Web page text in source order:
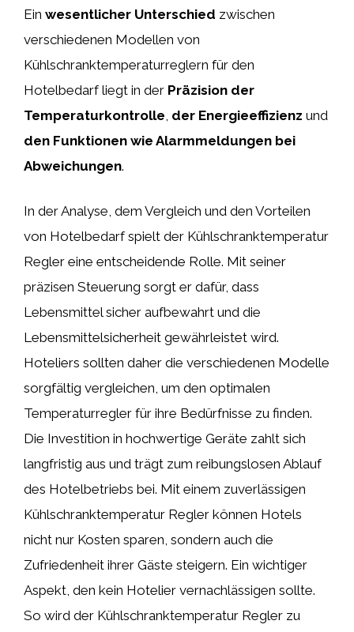
Ein wesentlicher Unterschied zwischen
verschiedenen Modellen von
Kühlschranktemperaturreglern für den
Hotelbedarf liegt in der Präzision der
Temperaturkontrolle der Energieeffizienz und
den Funktionen wie Alarmmeldungen bei
Abweichungen.
In der Analyse, dem Vergleich und den Vorteilen
von Hotelbedarf spielt der Kühlschranktemperatur
Regler eine entscheidende Rolle. Mit seiner
präzisen Steuerung sorgt er dafür, dass
Lebensmittel sicher aufbewahrt und die
Lebensmittelsicherheit gewährleistet wird.
Hoteliers sollten daher die verschiedenen Modelle
sorgfältig vergleichen, um den optimalen
Temperaturregler für ihre Bedürfnisse zu finden.
Die Investition in hochwertige Geräte zahlt sich
langfristig aus und trägt zum reibungslosen Ablauf
des Hotelbetriebs bei. Mit einem zuverlässigen
Kühlschranktemperatur Regler können Hotels
nicht nur Kosten sparen, sondern auch die
Zufriedenheit ihrer Gäste steigern. Ein wichtiger
Aspekt, den kein Hotelier vernachlässigen sollte.
So wird der Kühlschranktemperatur Regler zu